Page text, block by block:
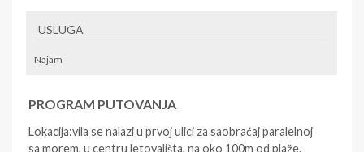
USLUGA
Najam
PROGRAM PUTOVANJA
Lokacija:vila se nalazi u prvoj ulici za saobraćaj paralelnoj
sa morem, u centru letovališta, na oko 100m od plaže.